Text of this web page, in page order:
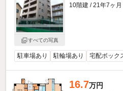
すべての写真
10階建 / 21年7ヶ月
駐車場あり 駐輪場あり 宅配ボック
16.7万円